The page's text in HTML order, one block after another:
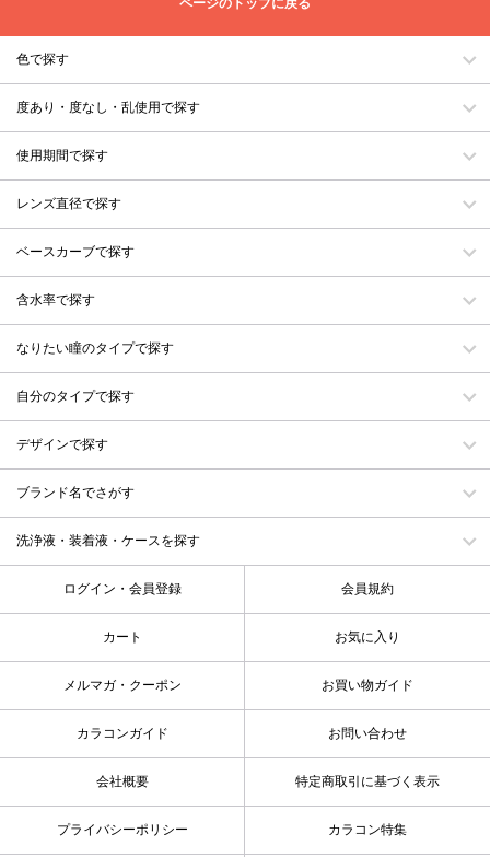
ページのトップに戻る
色で探す
度あり・度なし・乱使用で探す
使用期間で探す
レンズ直径で探す
ベースカーブで探す
含水率で探す
なりたい瞳のタイプで探す
自分のタイプで探す
デザインで探す
ブランド名でさがす
洗浄液・装着液・ケースを探す
ログイン・会員登録 会員規約
カート お気に入り
メルマガ・クーポン お買い物ガイド
カラコンガイド お問い合わせ
会社概要 特定商取引に基づく表示
プライバシーポリシー カラコン特集